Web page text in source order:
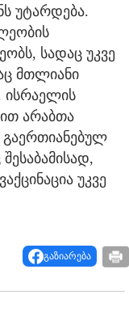
უტარდება.
სადაც უკვე
მთლიანი
ისრაელის
არაბთა
გაერთიანებულ
უკვე
გაზიარება